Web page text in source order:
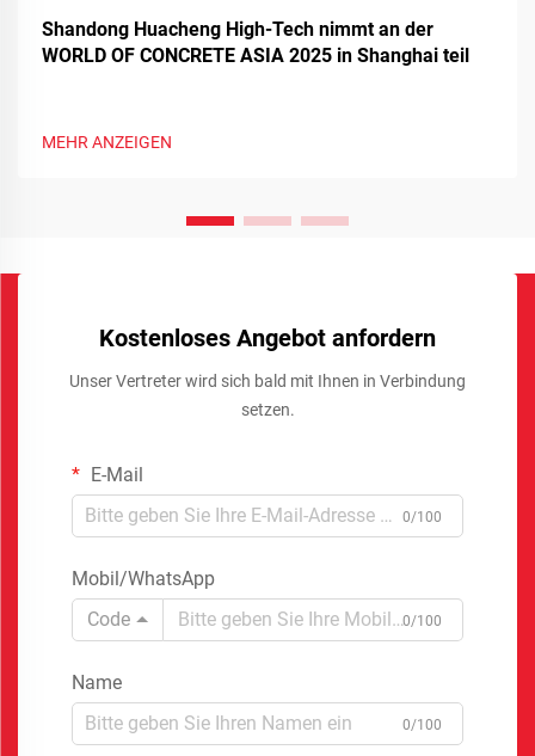
Shandong Huacheng High-Tech nimmt an der
WORLD OF CONCRETE ASIA 2025 in Shanghai teil
MEHR ANZEIGEN
Kostenloses Angebot anfordern
Unser Vertreter wird sich bald mit Ihnen in Verbindung
setzen.
E-Mail
0/100
Mobil/WhatsApp
Code
0/100
Name
0/100